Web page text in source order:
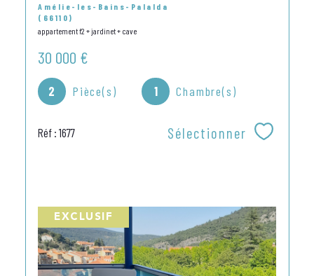
Amélie-les-Bains-Palalda
(66110)
appartement f2 + jardinet + cave
30 000 €
2 Pièce(s) 1 Chambre(s)
Réf : 1677 Sélectionner
EXCLUSIF